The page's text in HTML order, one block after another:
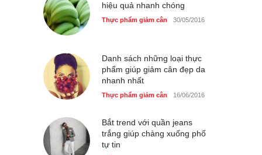
Chiếc áo dài cưới của Hoa
hiệu quả nhanh chóng
Thực phẩm giảm cân 30/05/2016
Danh sách những loại thực
phẩm giúp giảm cân đẹp da
nhanh nhất
Thực phẩm giảm cân 16/06/2016
Bắt trend với quần jeans
trắng giúp chàng xuống phố
tự tin